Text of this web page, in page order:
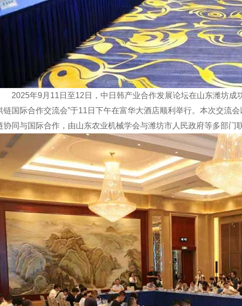
2025年9月11日至12日，中日韩产业合作发展论坛在山东潍坊成
链国际合作交流会”于11日下午在富华大酒店顺利举行。本次交流
协同与国际合作，由山东农业机械学会与潍坊市人民政府等多部门